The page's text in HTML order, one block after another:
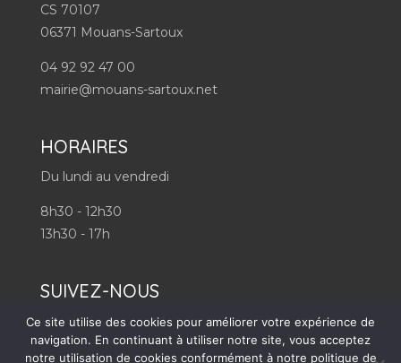
CS 70107
06371 Mouans-Sartoux
04 92 92 47 00
mairie@mouans-sartoux.net
HORAIRES
Du lundi au vendredi
8h30 - 12h30
13h30 - 17h
SUIVEZ-NOUS
Ce site utilise des cookies pour améliorer votre expérience de
navigation. En continuant à utiliser notre site, vous acceptez
notre utilisation de cookies conformément à notre politique de